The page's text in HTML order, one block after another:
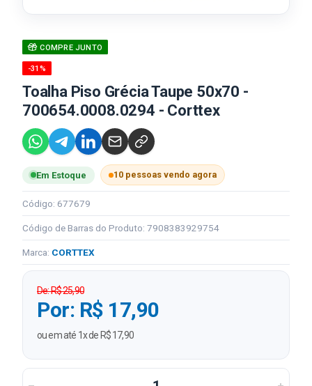
COMPRE JUNTO
-31%
Toalha Piso Grécia Taupe 50x70 -
700654.0008.0294 - Corttex
Em Estoque 10 pessoas vendo agora
Código: 677679
Código de Barras do Produto: 7908383929754
Marca: CORTTEX
De: R$ 25,90
Por: R$ 17,90
ou em até 1x de R$ 17,90